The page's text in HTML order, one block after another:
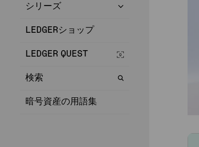
シリーズ
LEDGERショップ
LEDGER QUEST
検索
暗号資産の用語集